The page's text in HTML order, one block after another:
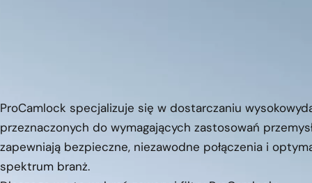
ProCamlock specjalizuje się w dostarczaniu
przeznaczonych do wymagających zastosowań
zapewniają bezpieczne, niezawodne połączenia i
spektrum branż.